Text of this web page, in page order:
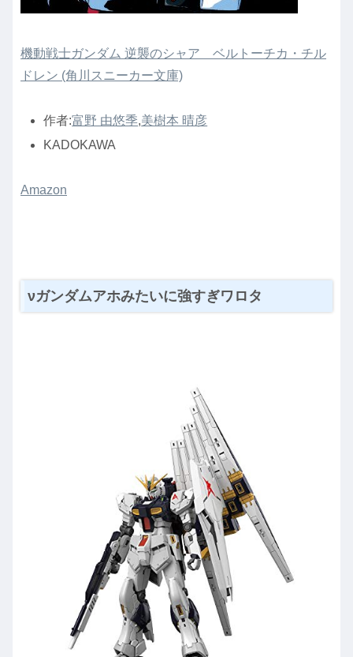
機動戦士ガンダム 逆襲のシャア ベルトーチカ・チル
ドレン (角川スニーカー文庫)
作者:富野 由悠季,美樹本 晴彦
KADOKAWA
Amazon
νガンダムアホみたいに強すぎワロタ